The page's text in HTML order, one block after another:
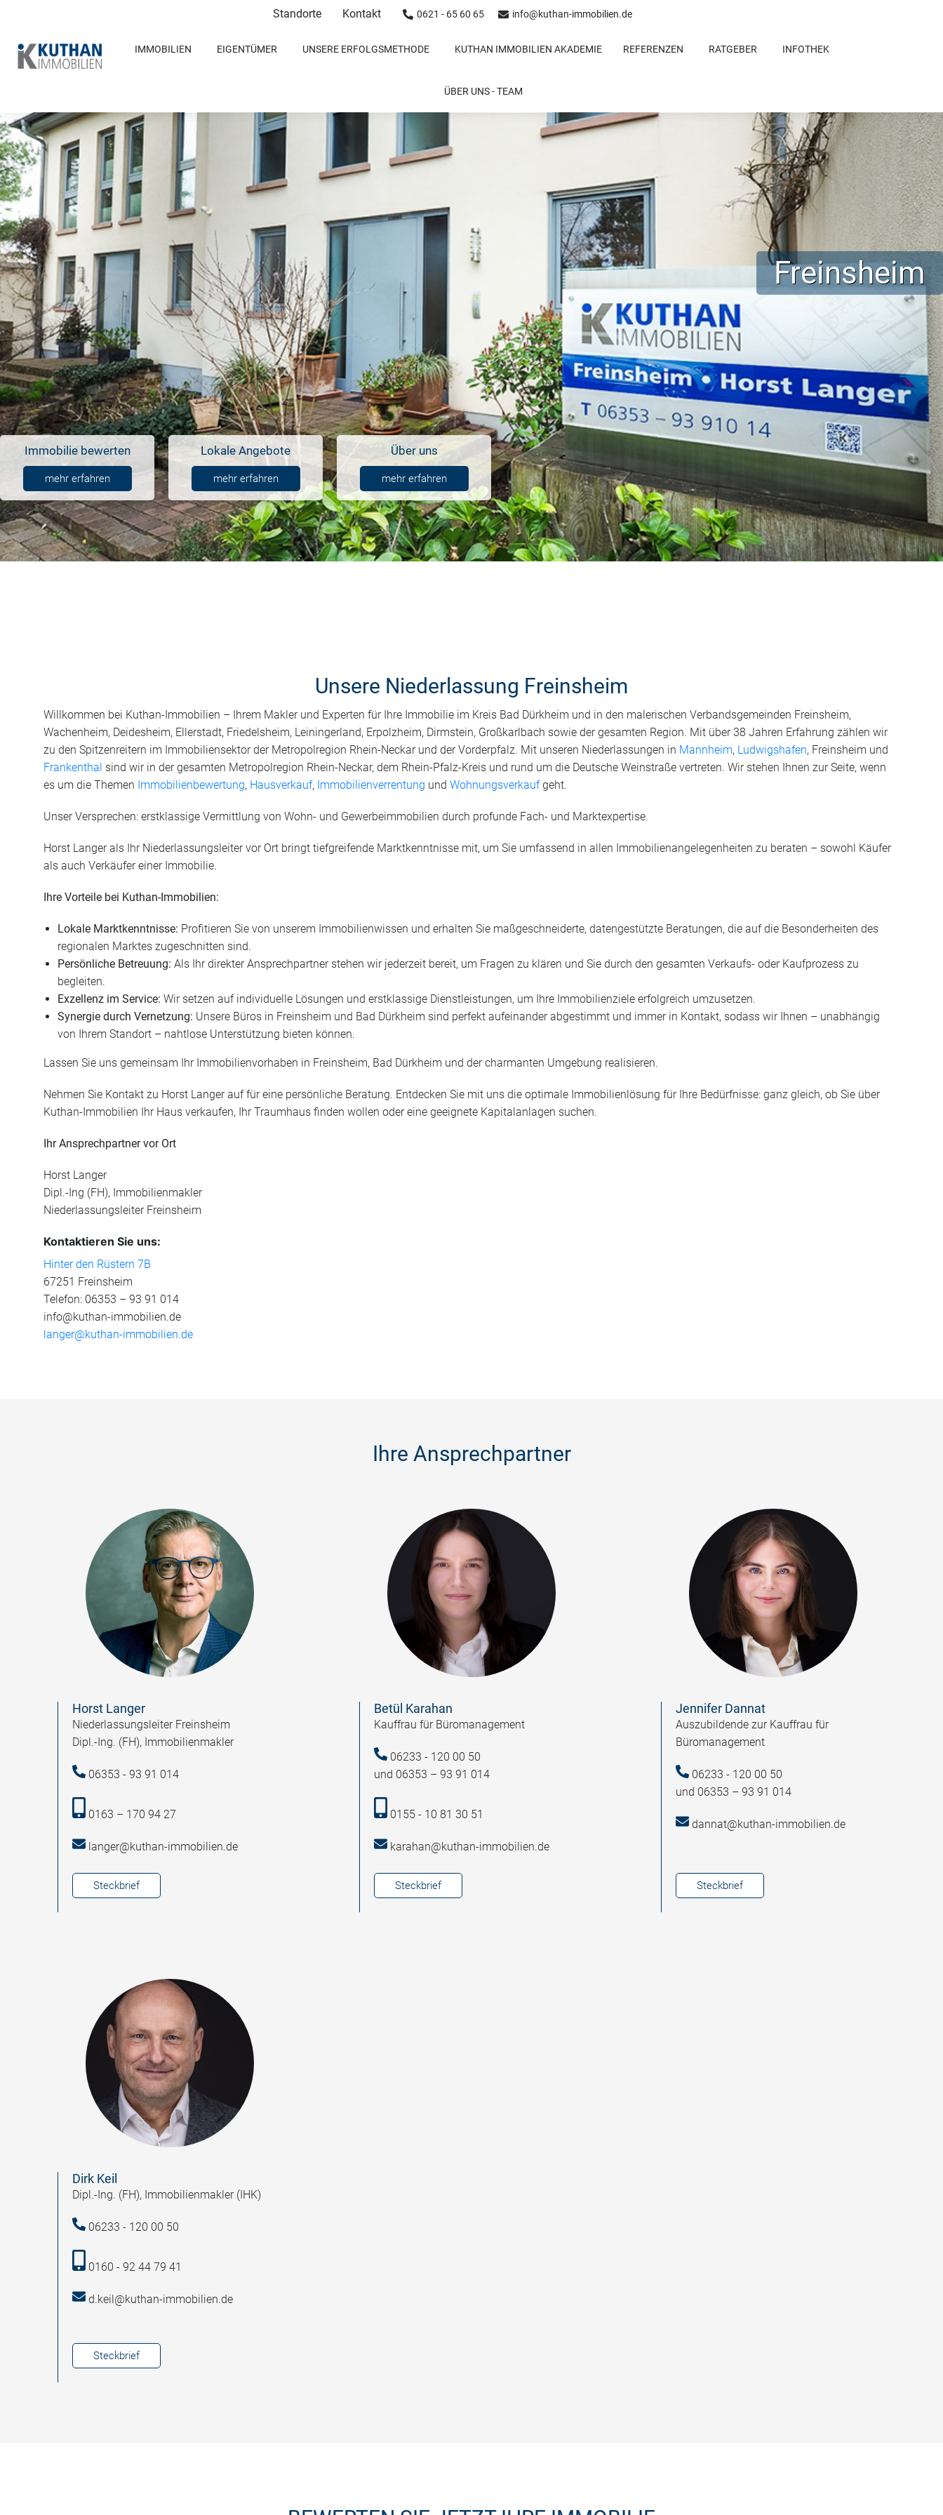
Standorte Kontakt 0621 - 65 60 65 info@kuthan-immobilien.de
IMMOBILIEN EIGENTÜMER UNSERE ERFOLGSMETHODE KUTHAN IMMOBILIEN AKADEMIE REFERENZEN RATGEBER INFOTHEK
ÜBER UNS - TEAM
Freinsheim
Immobilie bewerten
mehr erfahren
Lokale Angebote
mehr erfahren
Über uns
mehr erfahren
Unsere Niederlassung Freinsheim
Willkommen bei Kuthan-Immobilien – Ihrem Makler und Experten für Ihre Immobilie im Kreis Bad Dürkheim und in den malerischen Verbandsgemeinden Freinsheim,
Wachenheim, Deidesheim, Ellerstadt, Friedelsheim, Leiningerland, Erpolzheim, Dirmstein, Großkarlbach sowie der gesamten Region. Mit über 38 Jahren Erfahrung zählen wir
zu den Spitzenreitern im Immobiliensektor der Metropolregion Rhein-Neckar und der Vorderpfalz. Mit unseren Niederlassungen in Mannheim, Ludwigshafen, Freinsheim und
Frankenthal sind wir in der gesamten Metropolregion Rhein-Neckar, dem Rhein-Pfalz-Kreis und rund um die Deutsche Weinstraße vertreten. Wir stehen Ihnen zur Seite, wenn
es um die Themen Immobilienbewertung, Hausverkauf, Immobilienverrentung und Wohnungsverkaufgeht.
Unser Versprechen: erstklassige Vermittlung von Wohn- und Gewerbeimmobilien durch profunde Fach- und Marktexpertise.
Horst Langer als Ihr Niederlassungsleiter vor Ort bringt tiefgreifende Marktkenntnisse mit, um Sie umfassend in allen Immobilienangelegenheiten zu beraten – sowohl Käufer
als auch Verkäufer einer Immobilie.
Ihre Vorteile bei Kuthan-Immobilien:
Lokale Marktkenntnisse: Profitieren Sie von unserem Immobilienwissen und erhalten Sie maßgeschneiderte, datengestützte Beratungen, die auf die Besonderheiten des
regionalen Marktes zugeschnitten sind.
Persönliche Betreuung: Als Ihr direkter Ansprechpartner stehen wir jederzeit bereit, um Fragen zu klären und Sie durch den gesamten Verkaufs- oder Kaufprozess zu
begleiten.
Exzellenz im Service: Wir setzen auf individuelle Lösungen und erstklassige Dienstleistungen, um Ihre Immobilienziele erfolgreich umzusetzen.
Synergie durch Vernetzung: Unsere Büros in Freinsheim und Bad Dürkheim sind perfekt aufeinander abgestimmt und immer in Kontakt, sodass wir Ihnen – unabhängig
von Ihrem Standort – nahtlose Unterstützung bieten können.
Lassen Sie uns gemeinsam Ihr Immobilienvorhaben in Freinsheim, Bad Dürkheim und der charmanten Umgebung realisieren.
Nehmen Sie Kontakt zu Horst Langer auf für eine persönliche Beratung. Entdecken Sie mit uns die optimale Immobilienlösung für Ihre Bedürfnisse: ganz gleich, ob Sie über
Kuthan-Immobilien Ihr Haus verkaufen, Ihr Traumhaus finden wollen oder eine geeignete Kapitalanlagen suchen.
Ihr Ansprechpartner vor Ort
Horst Langer
Dipl.-Ing (FH), Immobilienmakler
Niederlassungsleiter Freinsheim
Kontaktieren Sie uns:
Hinter den Rüstern 7B
67251 Freinsheim
Telefon: 06353 – 93 91 014
info@kuthan-immobilien.de
langer@kuthan-immobilien.de
Ihre Ansprechpartner
Horst Langer
Niederlassungsleiter Freinsheim
Dipl.-Ing. (FH), Immobilienmakler
06353 - 93 91 014
0163 – 170 94 27
langer@kuthan-immobilien.de
Steckbrief
Betül Karahan
Kauffrau für Büromanagement
06233 - 120 00 50
und 06353 – 93 91 014
0155 - 10 81 30 51
karahan@kuthan-immobilien.de
Steckbrief
Jennifer Dannat
Auszubildende zur Kauffrau für
Büromanagement
06233 - 120 00 50
und 06353 – 93 91 014
dannat@kuthan-immobilien.de
Steckbrief
Dirk Keil
Dipl.-Ing. (FH), Immobilienmakler (IHK)
06233 - 120 00 50
0160 - 92 44 79 41
d.keil@kuthan-immobilien.de
Steckbrief